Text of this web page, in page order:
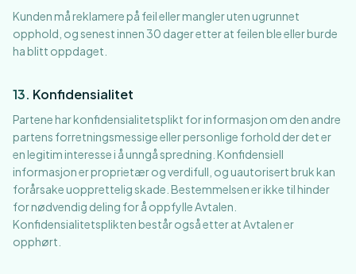
Kunden må reklamere på feil eller mangler uten ugrunnet
opphold, og senest innen 30 dager etter at feilen ble eller burde
ha blitt oppdaget.
13. Konfidensialitet
Partene har konfidensialitetsplikt for informasjon om den andre
partens forretningsmessige eller personlige forhold der det er
en legitim interesse i å unngå spredning. Konfidensiell
informasjon er proprietær og verdifull, og uautorisert bruk kan
forårsake uopprettelig skade. Bestemmelsen er ikke til hinder
for nødvendig deling for å oppfylle Avtalen.
Konfidensialitetsplikten består også etter at Avtalen er
opphørt.